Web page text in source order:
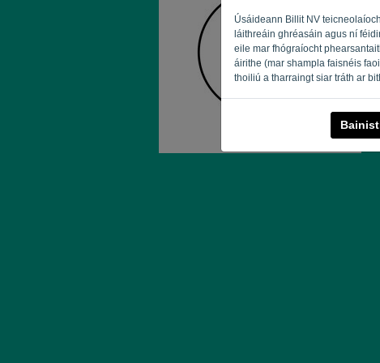
Úsáideann Billit NV
láithreáin ghréasáin agus ní
eile mar fhógraíocht
áirithe (mar shampla faisnéis
thoiliú a tharraingt siar tráth ar